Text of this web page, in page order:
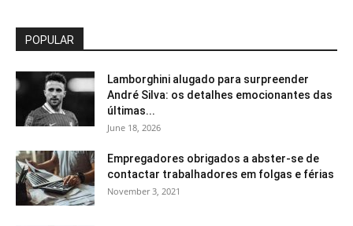
POPULAR
Lamborghini alugado para surpreender
André Silva: os detalhes emocionantes das
últimas...
June 18, 2026
Empregadores obrigados a abster-se de
contactar trabalhadores em folgas e férias
November 3, 2021